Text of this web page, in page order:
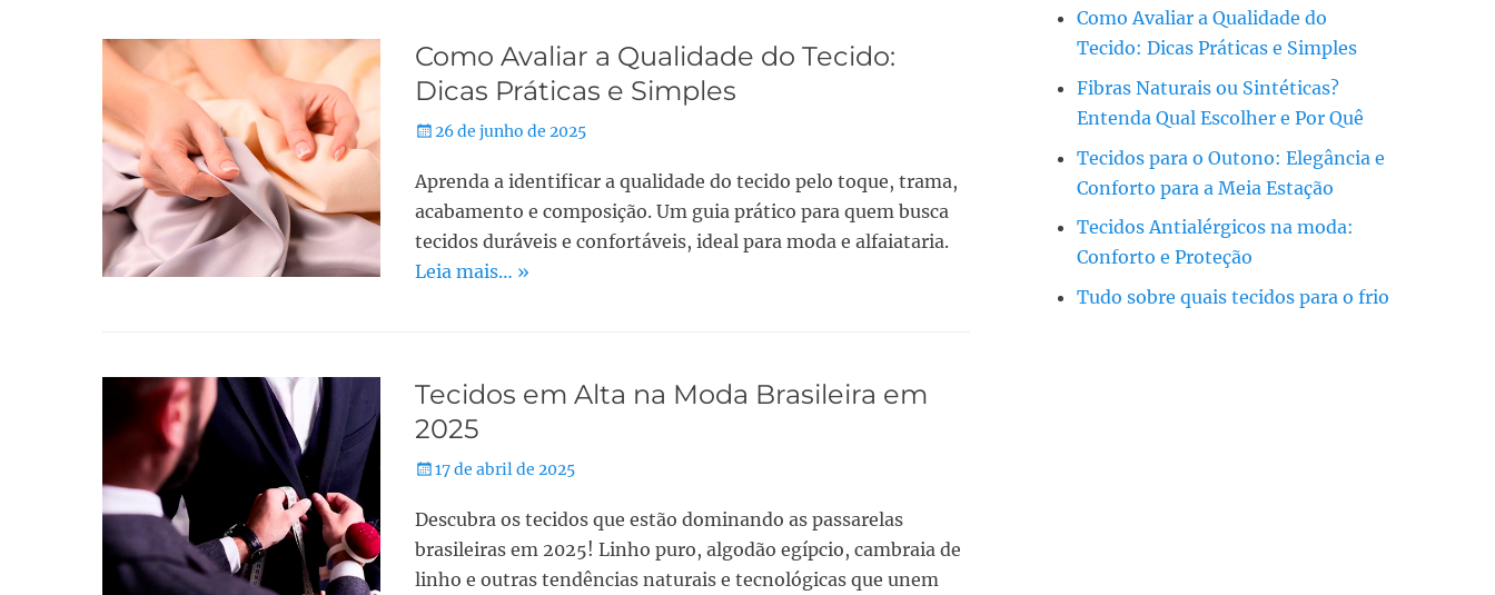
Como Avaliar a Qualidade do Tecido:
Dicas Práticas e Simples
26 de junho de 2025
Aprenda a identificar a qualidade do tecido pelo toque, trama,
acabamento e composição. Um guia prático para quem busca
tecidos duráveis e confortáveis, ideal para moda e alfaiataria.
Leia mais… »
Tecidos em Alta na Moda Brasileira em
2025
17 de abril de 2025
Descubra os tecidos que estão dominando as passarelas
brasileiras em 2025! Linho puro, algodão egípcio, cambraia de
linho e outras tendências naturais e tecnológicas que unem
Como Avaliar a Qualidade do
Tecido: Dicas Práticas e Simples
Fibras Naturais ou Sintéticas?
Entenda Qual Escolher e Por Quê
Tecidos para o Outono: Elegância e
Conforto para a Meia Estação
Tecidos Antialérgicos na moda:
Conforto e Proteção
Tudo sobre quais tecidos para o frio